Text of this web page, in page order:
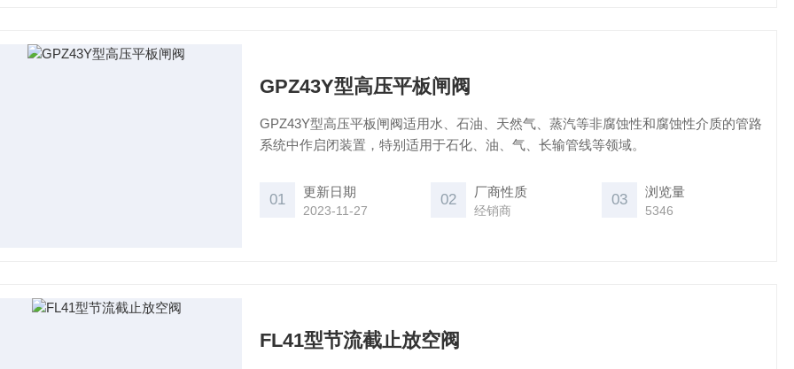
GPZ43Y型高压平板闸阀
GPZ43Y型高压平板闸阀适用水、石油、天然气、蒸汽等非腐蚀性和腐蚀性介质的管路
系统中作启闭装置，特别适用于石化、油、气、长输管线等领域。
01 更新日期
2023-11-27
02 厂商性质
经销商
03 浏览量
5346
FL41型节流截止放空阀